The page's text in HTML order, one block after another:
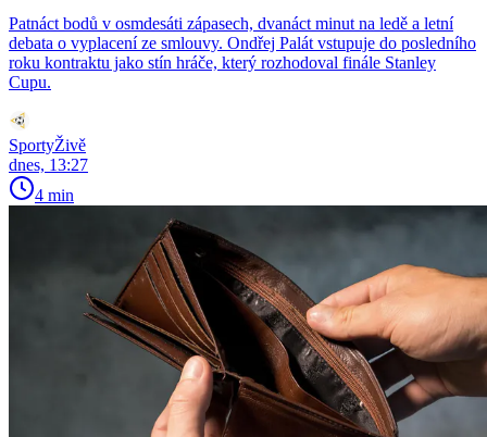
Patnáct bodů v osmdesáti zápasech, dvanáct minut na ledě a letní
debata o vyplacení ze smlouvy. Ondřej Palát vstupuje do posledního
roku kontraktu jako stín hráče, který rozhodoval finále Stanley
Cupu.
SportyŽivě
dnes, 13:27
4 min